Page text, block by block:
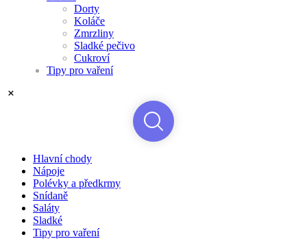
Dorty
Koláče
Zmrzliny
Sladké pečivo
Cukroví
Tipy pro vaření
Hlavní chody
Nápoje
Polévky a předkrmy
Snídaně
Saláty
Sladké
Tipy pro vaření